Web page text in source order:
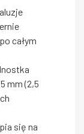
całym
mm (2,5
się na